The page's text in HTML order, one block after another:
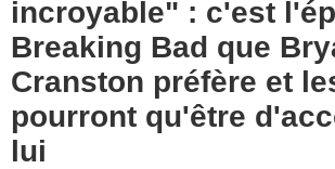
incroyable" : c'est
Breaking Bad que
Cranston préfère et
pourront qu'être
lui